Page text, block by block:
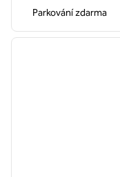
Parkování zdarma
1 z 12